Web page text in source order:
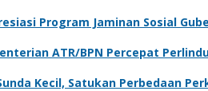
Program Jaminan Sosial
ATR/BPN Percepat
Kecil, Satukan Perbedaan